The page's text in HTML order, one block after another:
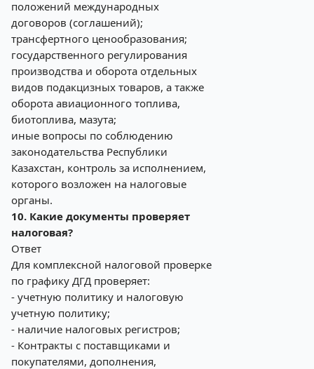
положений международных
договоров (соглашений);
трансфертного ценообразования;
государственного регулирования
производства и оборота отдельных
видов подакцизных товаров, а также
оборота авиационного топлива,
биотоплива, мазута;
иные вопросы по соблюдению
законодательства Республики
Казахстан, контроль за исполнением,
которого возложен на налоговые
органы.
10. Какие документы проверяет
налоговая?
Ответ
Для комплексной налоговой проверке
по графику ДГД проверяет:
- учетную политику и налоговую
учетную политику;
- наличие налоговых регистров;
- Контракты с поставщиками и
покупателями, дополнения,